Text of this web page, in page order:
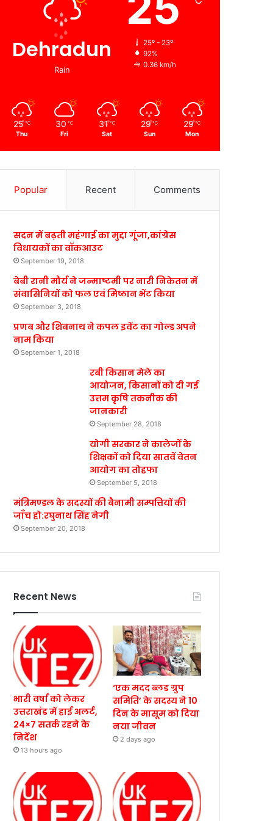
Dehradun
Rain
25º - 23º
92%
0.36 km/h
25 ℃
Thu
30 ℃
Fri
31 ℃
Sat
29 ℃
Sun
29 ℃
Mon
Popular Recent Comments
सदन में बढ़ती महंगाई का मुद्दा गूंजा,कांग्रेस
विधायकों का वॉकआउट
September 19, 2018
बेबी रानी मौर्य ने जन्माष्टमी पर नारी निकेतन में
संवासिनियों को फल एवं मिष्ठान भेंट किया
September 3, 2018
प्रणब और शिबनाथ ने कपल इवेंट का गोल्ड अपने
नाम किया
September 1, 2018
रबी किसान मेले का
आयोजन, किसानों को दी गई
उत्तम कृषि तकनीक की
जानकारी
September 28, 2018
योगी सरकार ने कालेजों के
शिक्षकों को दिया सातवें वेतन
आयोग का तोहफा
September 5, 2018
मंत्रिमण्डल के सदस्यों की बैनामी सम्पत्तियों की
जाँच हो:रघुनाथ सिंह नेगी
September 20, 2018
Recent News
भारी वर्षा को लेकर
उत्तराखंड में हाई अलर्ट,
24×7 सतर्क रहने के
निर्देश
13 hours ago
‘एक मदद ब्लड ग्रुप
समिति’ के सदस्य ने 10
दिन के मासूम को दिया
नया जीवन
2 days ago